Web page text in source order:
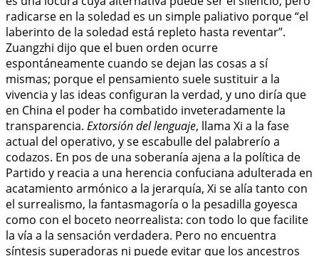
radicarse en la soledad es un simple paliativo porque “el
laberinto de la soledad está repleto hasta reventar”.
Zuangzhi dijo que el buen orden ocurre
espontáneamente cuando se dejan las cosas a sí
mismas; porque el pensamiento suele sustituir a la
vivencia y las ideas configuran la verdad, y uno diría que
en China el poder ha combatido inveteradamente la
transparencia. Extorsión del lenguaje, llama Xi a la fase
actual del operativo, y se escabulle del palabrerío a
codazos. En pos de una soberanía ajena a la política de
Partido y reacia a una herencia confuciana adulterada en
acatamiento armónico a la jerarquía, Xi se alía tanto con
el surrealismo, la fantasmagoría o la pesadilla goyesca
como con el boceto neorrealista: con todo lo que facilite
la vía a la sensación verdadera. Pero no encuentra
síntesis superadoras ni puede evitar que los ancestros